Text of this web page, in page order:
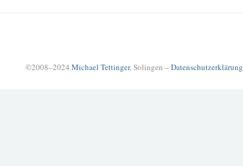
©2008–2024 Michael Tettinger, Solingen –Datenschutzerklärung